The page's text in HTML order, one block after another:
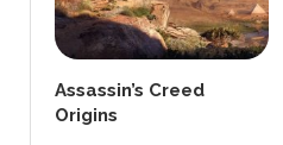
Assassin’s Creed
Origins